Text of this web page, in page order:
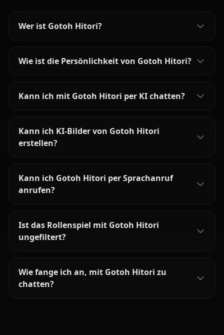
Wer ist Gotoh Hitori?
Wie ist die Persönlichkeit von Gotoh Hitori?
Kann ich mit Gotoh Hitori per KI chatten?
Kann ich KI-Bilder von Gotoh Hitori
erstellen?
Kann ich Gotoh Hitori per Sprachanruf
anrufen?
Ist das Rollenspiel mit Gotoh Hitori
ungefiltert?
Wie fange ich an, mit Gotoh Hitori zu
chatten?